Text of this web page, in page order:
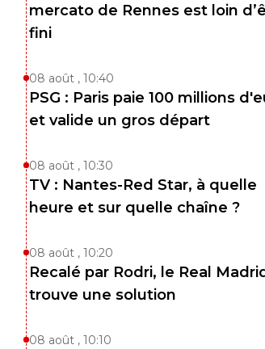
mercato de Rennes est loin
fini
08 août , 10:40
PSG : Paris paie 100 millions
et valide un gros départ
08 août , 10:30
TV : Nantes-Red Star, à quelle
heure et sur quelle chaîne ?
08 août , 10:20
Recalé par Rodri, le Real Madrid
trouve une solution
08 août , 10:10